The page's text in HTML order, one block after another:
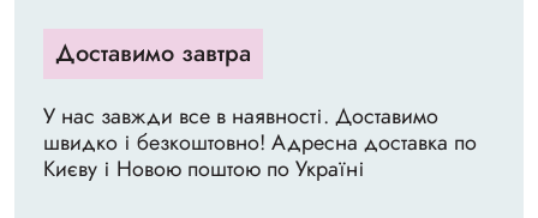
Доставимо завтра
У нас завжди все в наявності. Доставимо
швидко і безкоштовно! Адресна доставка по
Києву і Новою поштою по Україні